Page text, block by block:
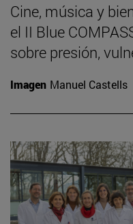
Cine, música y
el II Blue
sobre presión,
Imagen Manuel Castells